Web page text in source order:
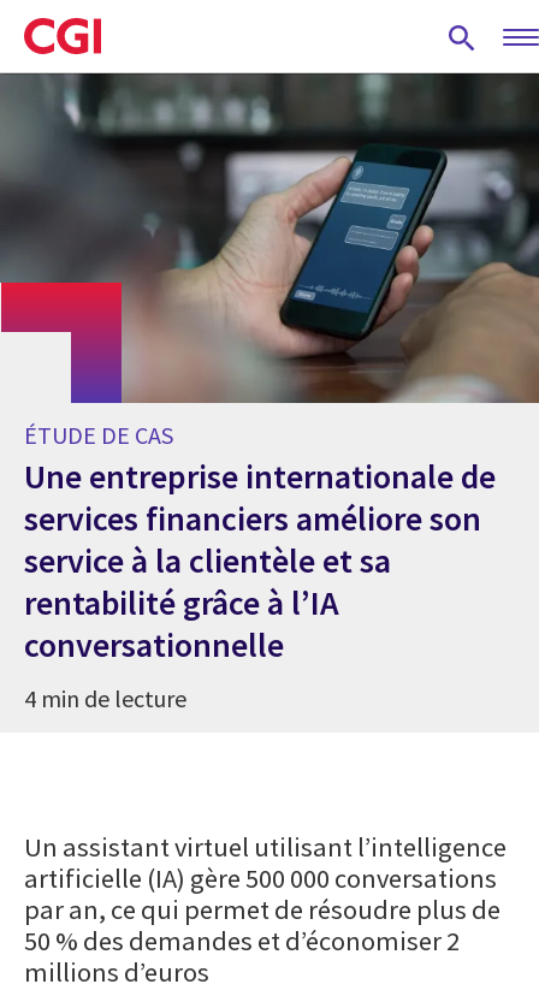
Skip
to
main
content
ÉTUDE DE CAS
Une entreprise internationale de
services financiers améliore son
service à la clientèle et sa
rentabilité grâce à l’IA
conversationnelle
4 min de lecture
Un assistant virtuel utilisant l’intelligence
artificielle (IA) gère 500 000 conversations
par an, ce qui permet de résoudre plus de
50 % des demandes et d’économiser 2
millions d’euros